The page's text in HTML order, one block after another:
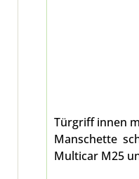
Türgriff innen
Manschette
Multicar M25